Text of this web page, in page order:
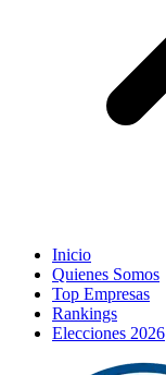
Inicio
Quienes Somos
Top Empresas
Rankings
Elecciones 2026